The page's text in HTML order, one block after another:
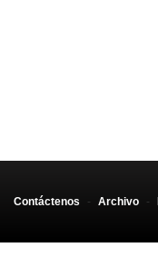
Contáctenos - Archivo -